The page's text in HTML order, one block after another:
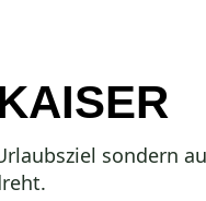
sondern